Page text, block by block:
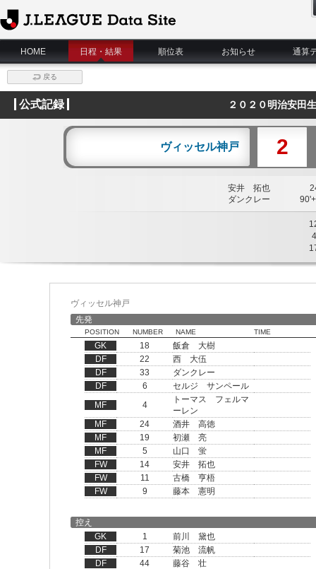
J.League Data Site
HOME
日程・結果 順位表 お知らせ 通算
戻る
公式記録 ２０２０明治安田
ヴィッセル神戸 2
安井 拓也
ダンクレー
4
ヴィッセル神戸
先発
POSITION NUMBER NAME TIME
GK 18
飯倉 大樹
DF
22
西 大伍
DF
33
ダンクレー
DF
6
セルジ サンペール
MF
4
トーマス フェルマ
ーレン
MF
24
酒井 高徳
MF
19
初瀬 亮
MF
5
山口 蛍
FW
14
安井 拓也
FW
11
古橋 亨梧
FW
9 藤本 憲明
控え
GK
1
前川 黛也
DF
17
菊池 流帆
DF
44
藤谷 壮